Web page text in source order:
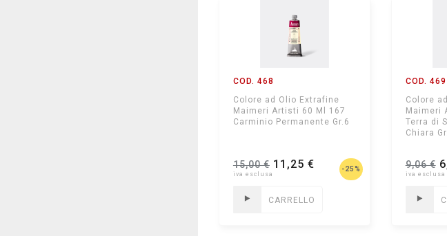
COD. 468
Colore ad Olio Extrafine
Maimeri Artisti 60 Ml 167
Carminio Permanente Gr.6
15,00 €11,25 € -25%
CARRELLO
COD. 469
Colore
Maimeri
Terra di
Chiara
9,06 €